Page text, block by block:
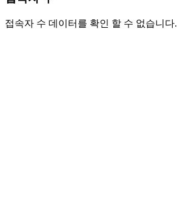
접속자 수 데이터를 확인 할 수 없습니다.